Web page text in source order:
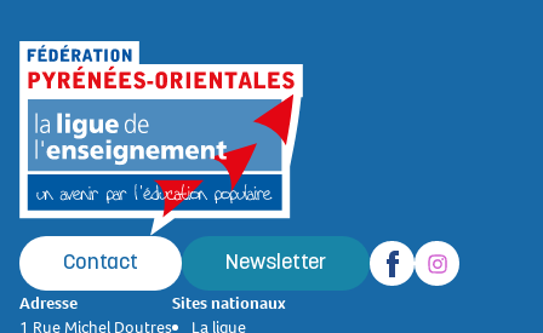
Contact Newsletter
Adresse
1 Rue Michel Doutres
Sites nationaux
La ligue